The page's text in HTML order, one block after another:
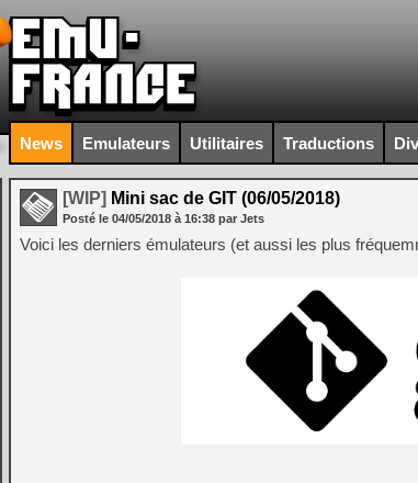
News Emulateurs Utilitaires Traductions
[WIP] Mini sac de GIT (06/05/2018)
Posté le 04/05/2018 à 16:38 par Jets
Voici les derniers émulateurs (et aussi les plus